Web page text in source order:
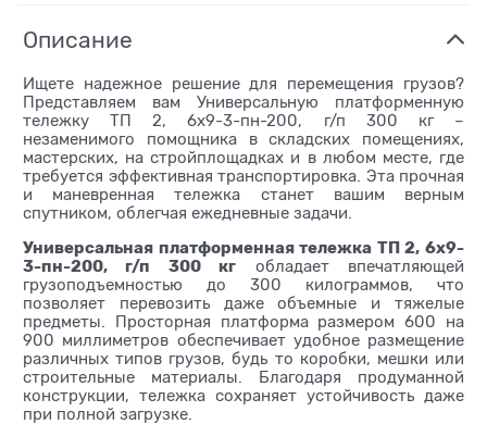
Описание
Ищете надежное решение для перемещения грузов?
Представляем вам Универсальную платформенную
тележку ТП 2, 6х9-3-пн-200, г/п 300 кг –
незаменимого помощника в складских помещениях,
мастерских, на стройплощадках и в любом месте, где
требуется эффективная транспортировка. Эта прочная
и маневренная тележка станет вашим верным
спутником, облегчая ежедневные задачи.
Универсальная платформенная тележка ТП 2, 6х9-
3-пн-200, г/п 300 кг обладает впечатляющей
грузоподъемностью до 300 килограммов, что
позволяет перевозить даже объемные и тяжелые
предметы. Просторная платформа размером 600 на
900 миллиметров обеспечивает удобное размещение
различных типов грузов, будь то коробки, мешки или
строительные материалы. Благодаря продуманной
конструкции, тележка сохраняет устойчивость даже
при полной загрузке.